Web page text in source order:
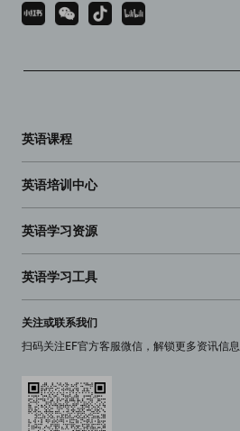
英语课程
英语培训中心
英语学习资源
英语学习工具
关注或联系我们
扫码关注EF官方客服微信，解锁更多资讯信息